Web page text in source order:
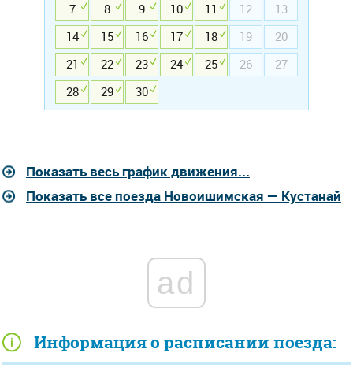
Информация о расписании поезда:
7
8 9 10 11 12
13
14
15 16 17 18 19
20
21
22 23 24 25 26
27
28
29 30
Показать весь график движения...
Показать все поезда Новоишимская — Кустанай
ad